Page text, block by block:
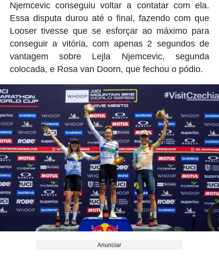
Njemcevic conseguiu voltar a contatar com ela.
Essa disputa durou até o final, fazendo com que
Looser tivesse que se esforçar ao máximo para
conseguir a vitória, com apenas 2 segundos de
vantagem sobre Lejla Njemcevic, segunda
colocada, e Rosa van Doorn, que fechou o pódio.
Anunciar